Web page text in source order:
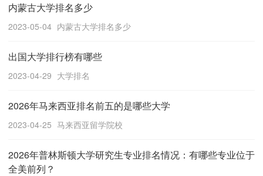
内蒙古大学排名多少
2023-05-04 内蒙古大学排名多少
出国大学排行榜有哪些
2023-04-29 大学排名
2026年马来西亚排名前五的是哪些大学
2023-04-25 马来西亚留学院校
2026年普林斯顿大学研究生专业排名情况：有哪些专业位于
全美前列？